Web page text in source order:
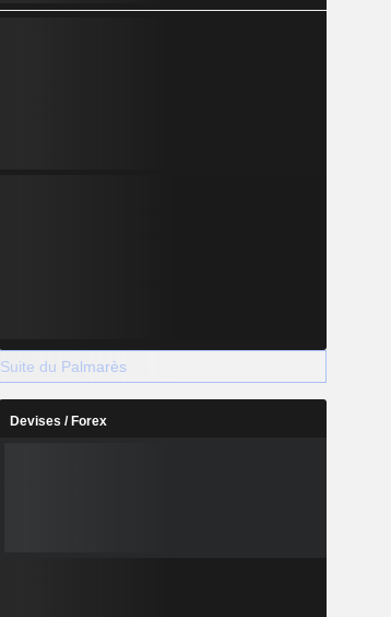
Suite du Palmarès
Devises / Forex